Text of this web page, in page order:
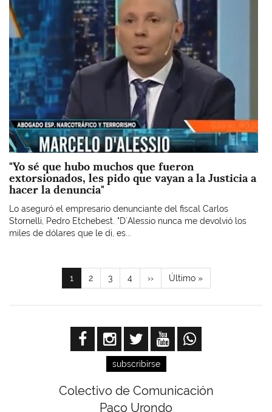
"Yo sé que hubo muchos que fueron
extorsionados, les pido que vayan a la Justicia a
hacer la denuncia"
Lo aseguró el empresario denunciante del fiscal Carlos
Stornelli, Pedro Etchebest. "D´Alessio nunca me devolvió los
miles de dólares que le di, es...
Paginación
Página
actual
1 Page
2 Page
3 Page
4
Siguiente
página
››
Última
página
Último »
subscribirse
Colectivo de Comunicación
Paco Urondo